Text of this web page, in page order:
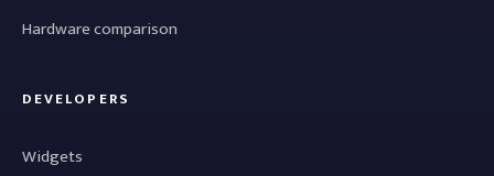
Hardware comparison
DEVELOPERS
Widgets